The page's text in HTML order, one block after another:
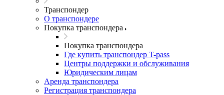
Транспондер
О транспондере
Покупка транспондера
Покупка транспондера
Где купить транспондер T-pass
Центры поддержки и обслуживания
Юридическим лицам
Аренда транспондера
Регистрация транспондера